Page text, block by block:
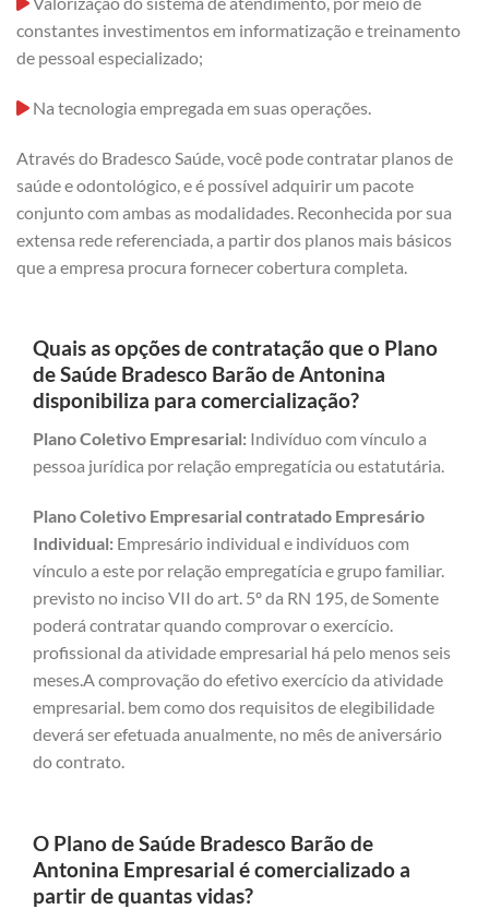
constantes investimentos em informatização e treinamento
de pessoal especializado;
Na tecnologia empregada em suas operações.
Através do Bradesco Saúde, você pode contratar planos de
saúde e odontológico, e é possível adquirir um pacote
conjunto com ambas as modalidades. Reconhecida por sua
extensa rede referenciada, a partir dos planos mais básicos
que a empresa procura fornecer cobertura completa.
Quais as opções de contratação que o Plano
de Saúde Bradesco Barão de Antonina
disponibiliza para comercialização?
Plano Coletivo Empresarial: Indivíduo com vínculo a
pessoa jurídica por relação empregatícia ou estatutária.
Plano Coletivo Empresarial contratado Empresário
Individual: Empresário individual e indivíduos com
vínculo a este por relação empregatícia e grupo familiar.
previsto no inciso VII do art. 5º da RN 195, de Somente
poderá contratar quando comprovar o exercício.
profissional da atividade empresarial há pelo menos seis
meses.A comprovação do efetivo exercício da atividade
empresarial. bem como dos requisitos de elegibilidade
deverá ser efetuada anualmente, no mês de aniversário
do contrato.
O Plano de Saúde Bradesco Barão de
Antonina Empresarial é comercializado a
partir de quantas vidas?